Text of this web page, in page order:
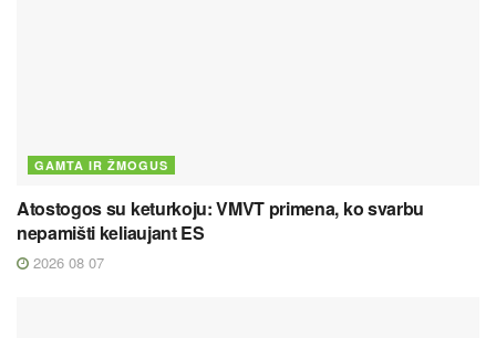
GAMTA IR ŽMOGUS
Atostogos su keturkoju: VMVT primena, ko svarbu
nepamišti keliaujant ES
2026 08 07